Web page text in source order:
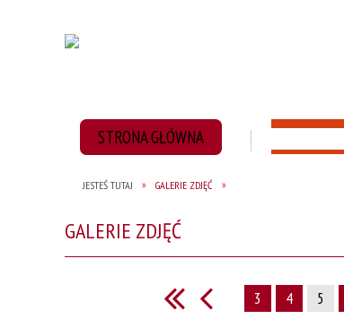
STRONA GŁÓWNA
JESTEŚ TUTAJ GALERIE ZDJĘĆ
GALERIE ZDJĘĆ
3 4 5